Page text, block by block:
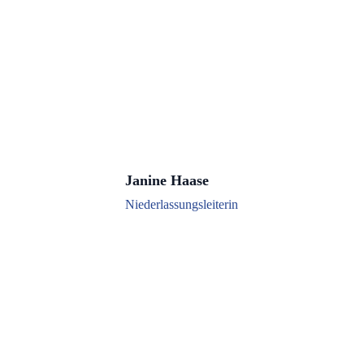
Janine Haase
Niederlassungsleiterin